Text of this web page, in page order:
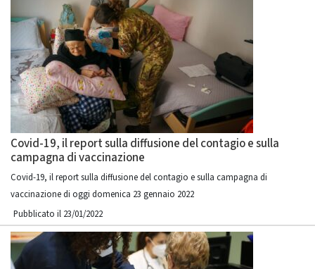
Covid-19, il report sulla diffusione del contagio e sulla
campagna di vaccinazione
Covid-19, il report sulla diffusione del contagio e sulla campagna di
vaccinazione di oggi domenica 23 gennaio 2022
Pubblicato il 23/01/2022